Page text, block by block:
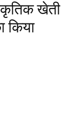
खेती
किया